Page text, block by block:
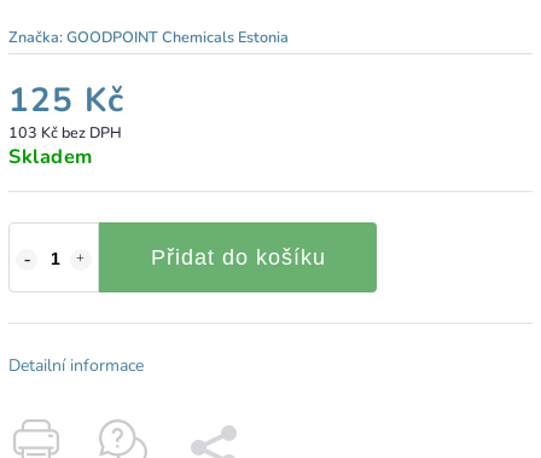
Značka:GOODPOINT Chemicals Estonia
125 Kč
103 Kč bez DPH
Skladem
Přidat do košíku
Detailní informace